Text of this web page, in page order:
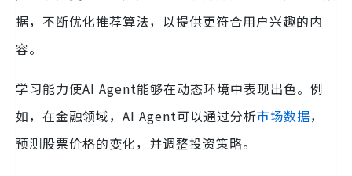
据，不断优化推荐算法，以提供更符合用户兴趣的内
容。
学习能力使AI Agent能够在动态环境中表现出色。例
如，在金融领域，AI Agent可以通过分析市场数据，
预测股票价格的变化，并调整投资策略。